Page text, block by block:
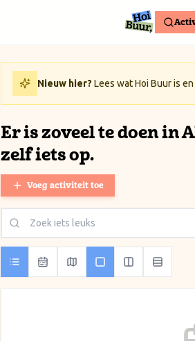
Nieuw hier? Lees wat Hoi Buur is
Er is zoveel te doen in
zelf iets op.
Voeg activiteit toe